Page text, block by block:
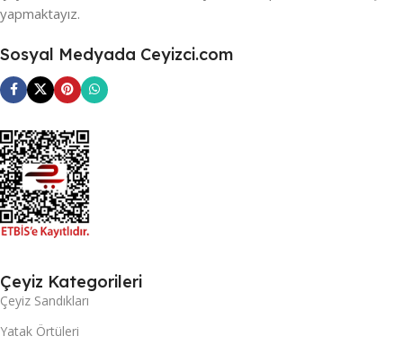
yapmaktayız.
Sosyal Medyada Ceyizci.com
Çeyiz Kategorileri
Çeyiz Sandıkları
Yatak Örtüleri